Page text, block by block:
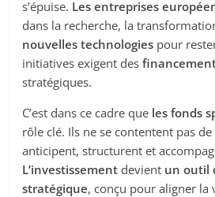
s’épuise. Les entreprises
dans la recherche, la
nouvelles technologies pour
initiatives exigent des
stratégiques.
C’est dans ce cadre que les fonds
rôle clé. Ils ne se contentent pas
anticipent, structurent et
L’investissement devient un outil
stratégique, conçu pour aligner la